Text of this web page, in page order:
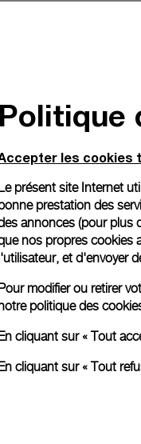
Politique
les cookies
présent site Internet
prestation des
annonces (pour plus
nos propres cookies
et d'envoyer
modifier ou retirer
politique des
cliquant sur « Tout
cliquant sur « Tout